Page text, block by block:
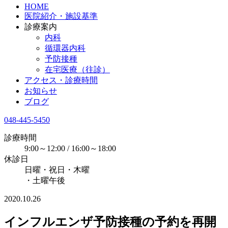
HOME
医院紹介・施設基準
診療案内
内科
循環器内科
予防接種
在宅医療（往診）
アクセス・診療時間
お知らせ
ブログ
048-445-5450
診療時間
9:00～12:00 / 16:00～18:00
休診日
日曜・祝日・木曜
・土曜午後
2020.10.26
インフルエンザ予防接種の予約を再開